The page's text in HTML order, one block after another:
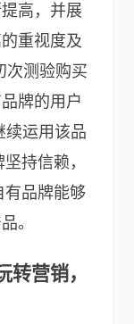
高，并展
重视度及
次测验购买
牌的用户
运用该品
持信赖，
品牌能够
。
营销，